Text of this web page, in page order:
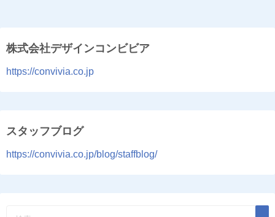
株式会社デザインコンビビア
https://convivia.co.jp
スタッフブログ
https://convivia.co.jp/blog/staffblog/